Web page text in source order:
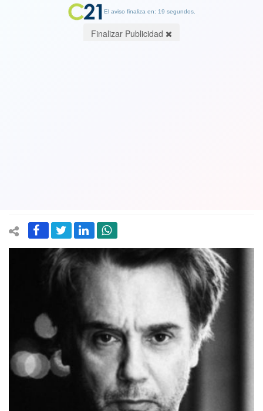
El aviso finaliza en: 19 segundos.
Finalizar Publicidad